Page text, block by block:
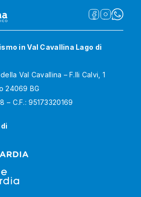
in Val Cavallina Lago di
Val Cavallina – F.lli Calvi, 1
24069 BG
– C.F.: 95173320169